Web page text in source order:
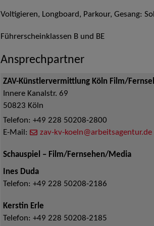
Voltigieren, Longboard, Parkour, Gesang:
Führerscheinklassen B und BE
Ansprechpartner
ZAV-Künstlervermittlung Köln Film/
Innere Kanalstr. 69
50823 Köln
Telefon: +49 228 50208-2800
E-Mail:
zav-kv-koeln@arbeitsagentur.de
Schauspiel – Film/Fernsehen/Media
Ines Duda
Telefon: +49 228 50208-2186
Kerstin Erle
Telefon: +49 228 50208-2185